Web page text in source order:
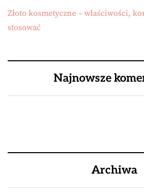
Złoto kosmetyczne – właściwości,
stosować
Najnowsze
Archiwa